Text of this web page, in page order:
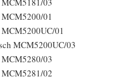
01
01
MCM5200UC/03
03
02